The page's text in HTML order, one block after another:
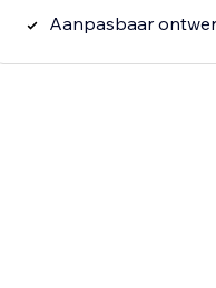
Aanpasbaar